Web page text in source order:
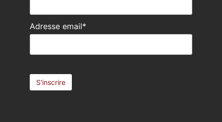
Adresse email*